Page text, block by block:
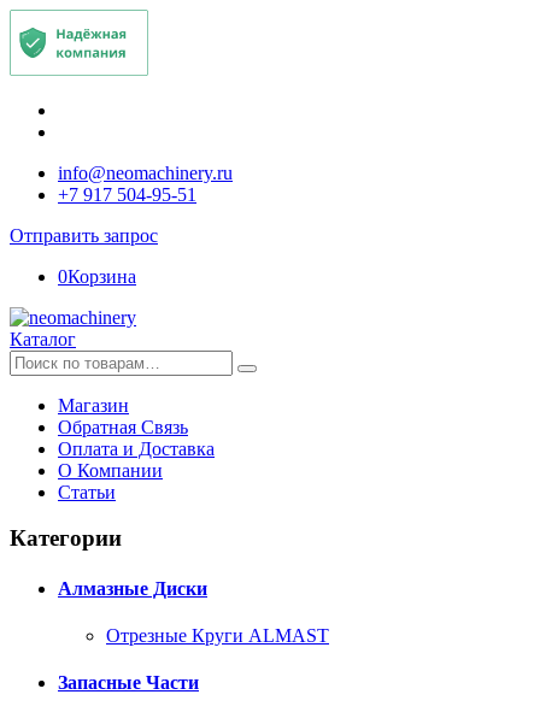
info@neomachinery.ru
+7 917 504-95-51
Отправить запрос
0Корзина
Каталог
Искать:
Магазин
Обратная Связь
Оплата и Доставка
О Компании
Статьи
Категории
Алмазные Диски
Отрезные Круги ALMAST
Запасные Части